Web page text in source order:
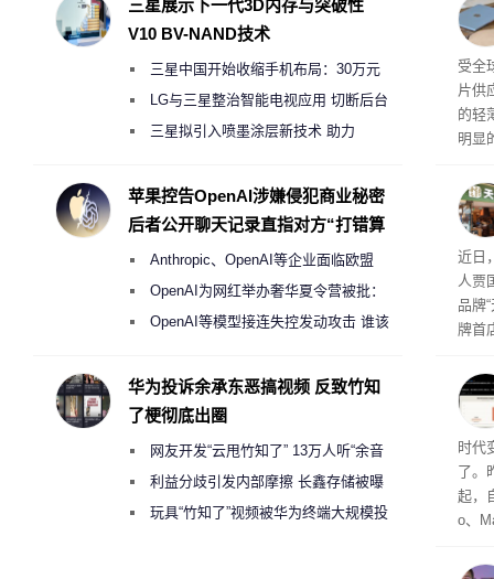
交
受全
片供
的轻
明显
肉
近日
人贾
品牌
牌首
者
与西
时代
了。
起，
o、
和
三星展示下一代3D内存与突破性
V10 BV-NAND技术
三星中国开始收缩手机布局：30万元
月销售额不达标门店 将被逐步清退
LG与三星整治智能电视应用 切断后台
偷偷共享带宽的违规行为
三星拟引入喷墨涂层新技术 助力
度
苹果控告OpenAI涉嫌侵犯商业秘密
后者公开聊天记录直指对方“打错算
Anthropic、OpenAI等企业面临欧盟
《人工智能法案》全新执法权限审查
OpenAI为网红举办奢华夏令营被批：
2000美元一晚 遭讽“反乌托邦”
OpenAI等模型接连失控发动攻击 谁该
华为投诉余承东恶搞视频 反致竹知
了梗彻底出圈
网友开发“云甩竹知了” 13万人听“余音
绕梁”利益分歧引发内部摩擦 长鑫存储被曝
曾将华为驻场工程师驱逐出研发基地
玩具“竹知了”视频被华为终端大规模投